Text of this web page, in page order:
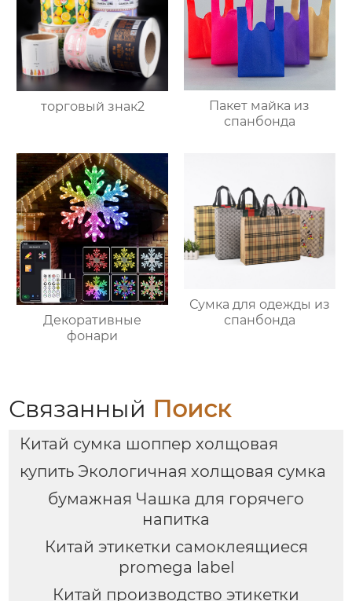
торговый знак2
Пакет майка из
спанбонда
Декоративные
фонари
Сумка для одежды из
спанбонда
Связанный Поиск
Китай сумка шоппер холщовая
купить Экологичная холщовая сумка
бумажная Чашка для горячего
напитка
Китай этикетки самоклеящиеся
promega label
Китай производство этикетки